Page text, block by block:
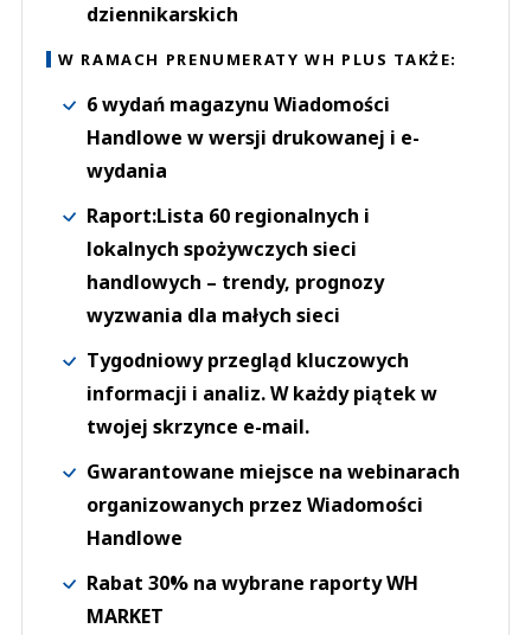
dziennikarskich
W RAMACH PRENUMERATY WH PLUS TAKŻE:
6 wydań magazynu Wiadomości
Handlowe w wersji drukowanej i e-
wydania
Raport:Lista 60 regionalnych i
lokalnych spożywczych sieci
handlowych – trendy, prognozy
wyzwania dla małych sieci
Tygodniowy przegląd kluczowych
informacji i analiz. W każdy piątek w
twojej skrzynce e-mail.
Gwarantowane miejsce na webinarach
organizowanych przez Wiadomości
Handlowe
Rabat 30% na wybrane raporty WH
MARKET